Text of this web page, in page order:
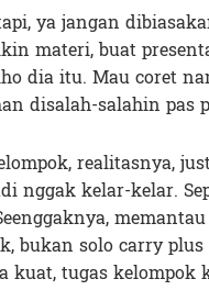
ya jangan
materi, buat
dia itu. Mau coret
disalah-salahin pas
realitasnya,
nggak kelar-kelar.
bukan solo carry
kuat, tugas kelompok